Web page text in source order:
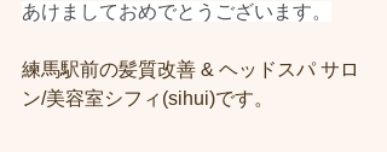
あけましておめでとうございます。
練馬駅前の髪質改善 & ヘッドスパ サロ
ン/美容室シフィ(sihui)です。